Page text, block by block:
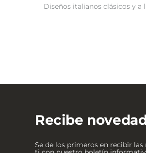
Diseños italianos clásicos y a
Recibe
Se de los primeros en recibir